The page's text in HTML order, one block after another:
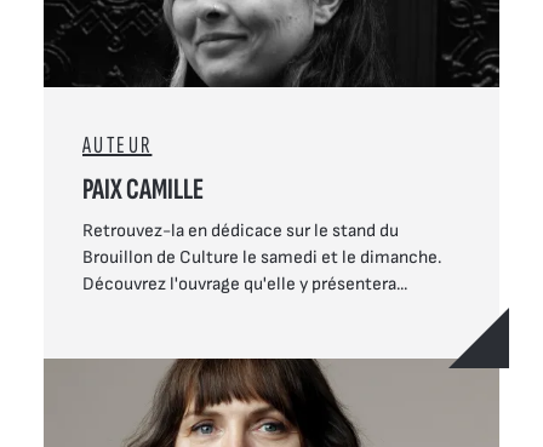
AUTEUR
PAIX CAMILLE
Retrouvez-la en dédicace sur le stand du
Brouillon de Culture le samedi et le dimanche.
Découvrez l'ouvrage qu'elle y présentera...